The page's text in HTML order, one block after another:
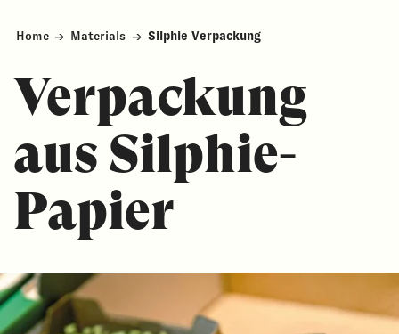
Home → Materials → Silphie Verpackung
Verpackung
aus Silphie-
Papier